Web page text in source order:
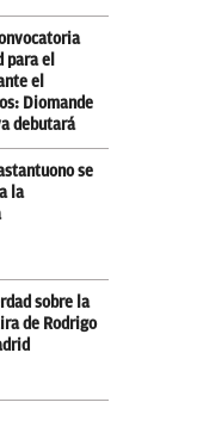
para el
el
Diomande
debutará
se
la
sobre la
de Rodrigo